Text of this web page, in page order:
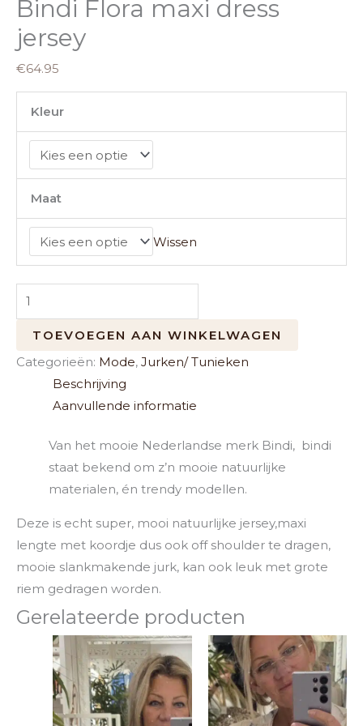
Bindi Flora maxi dress
jersey
€64.95
Kleur
Maat
Wissen
TOEVOEGEN AAN WINKELWAGEN
Categorieën: Mode, Jurken/ Tunieken
Beschrijving
Aanvullende informatie
Van het mooie Nederlandse merk Bindi, bindi
staat bekend om z’n mooie natuurlijke
materialen, én trendy modellen.
Deze is echt super, mooi natuurlijke jersey,maxi
lengte met koordje dus ook off shoulder te dragen,
mooie slankmakende jurk, kan ook leuk met grote
riem gedragen worden.
Gerelateerde producten
Dit
product
heeft
meerdere
Dit
product
heeft